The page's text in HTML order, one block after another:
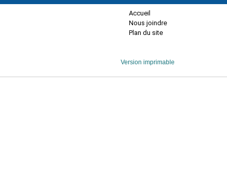
Accueil
Nous joindre
Plan du site
Version imprimable